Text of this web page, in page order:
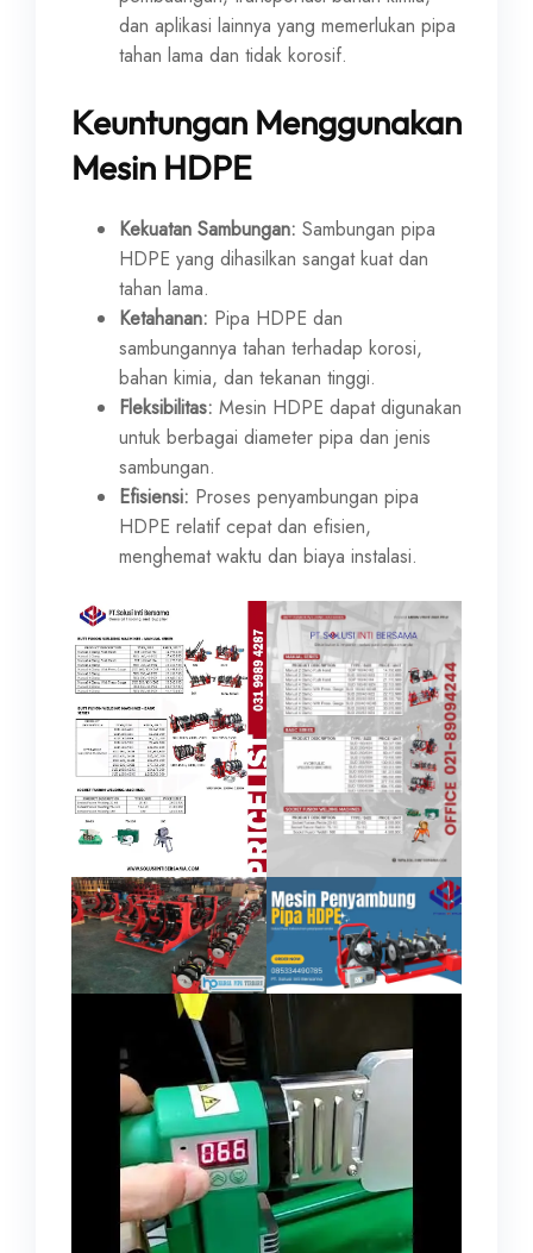
dan aplikasi lainnya yang memerlukan pipa
tahan lama dan tidak korosif.
Keuntungan Menggunakan
Mesin HDPE
Kekuatan Sambungan: Sambungan pipa
HDPE yang dihasilkan sangat kuat dan
tahan lama.
Ketahanan: Pipa HDPE dan
sambungannya tahan terhadap korosi,
bahan kimia, dan tekanan tinggi.
Fleksibilitas: Mesin HDPE dapat digunakan
untuk berbagai diameter pipa dan jenis
sambungan.
Efisiensi: Proses penyambungan pipa
HDPE relatif cepat dan efisien,
menghemat waktu dan biaya instalasi.